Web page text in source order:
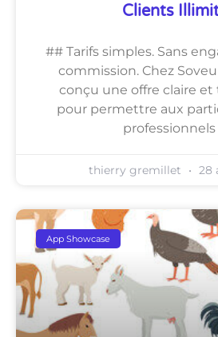
Clients
## Tarifs simples. Sans
commission. Chez
conçu une offre claire et
pour permettre aux
professionnels
thierry gremillet 28
App Showcase